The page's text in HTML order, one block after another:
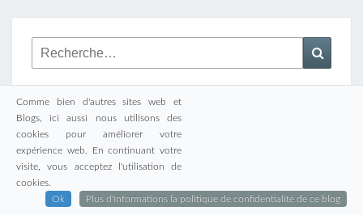
Rechercher :
JUILLET 2017
L
1
2
Comme bien d'autres sites web et
Blogs, ici aussi nous utilisons des
cookies pour améliorer votre
expérience web. En continuant votre
visite, vous acceptez l'utilisation de
cookies.
Ok
Plus d'informations la politique de confidentialité de ce blog